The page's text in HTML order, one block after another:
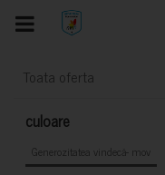
Toata oferta
culoare
Generozitatea vindecă- mov